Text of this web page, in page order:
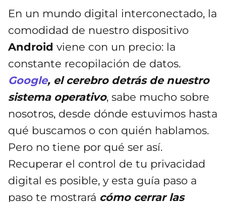
En un mundo digital interconectado, la
comodidad de nuestro dispositivo
Android viene con un precio: la
constante recopilación de datos.
Google, el cerebro detrás de nuestro
sistema operativo, sabe mucho sobre
nosotros, desde dónde estuvimos hasta
qué buscamos o con quién hablamos.
Pero no tiene por qué ser así.
Recuperar el control de tu privacidad
digital es posible, y esta guía paso a
paso te mostrará cómo cerrar las